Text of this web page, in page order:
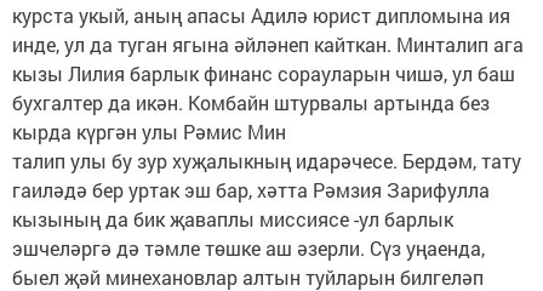
курста укый, аның апасы Адилә юрист дипломына ия
инде, ул да туган ягына әйләнеп кайткан. Минталип ага
кызы Лилия барлык финанс сорауларын чишә, ул баш
бухгалтер да икән. Комбайн штурвалы артында без
кырда күргән улы Рәмис Мин
талип улы бу зур хуҗалыкның идарәчесе. Бердәм, тату
гаиләдә бер уртак эш бар, хәтта Рәмзия Зарифулла
кызының да бик җаваплы миссиясе -ул барлык
эшчеләргә дә тәмле төшке аш әзерли. Сүз уңаенда,
быел җәй минехановлар алтын туйларын билгеләп